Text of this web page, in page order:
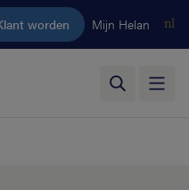
worden Mijn Helan nl